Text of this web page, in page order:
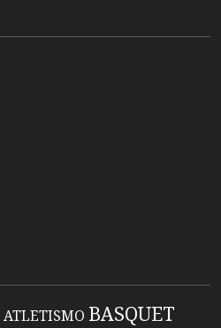
ATLETISMO BASQUET